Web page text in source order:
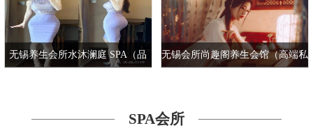
无锡养生会所水沐澜庭 SPA（品 无锡会所尚趣阁养生会馆（高端私
SPA会所